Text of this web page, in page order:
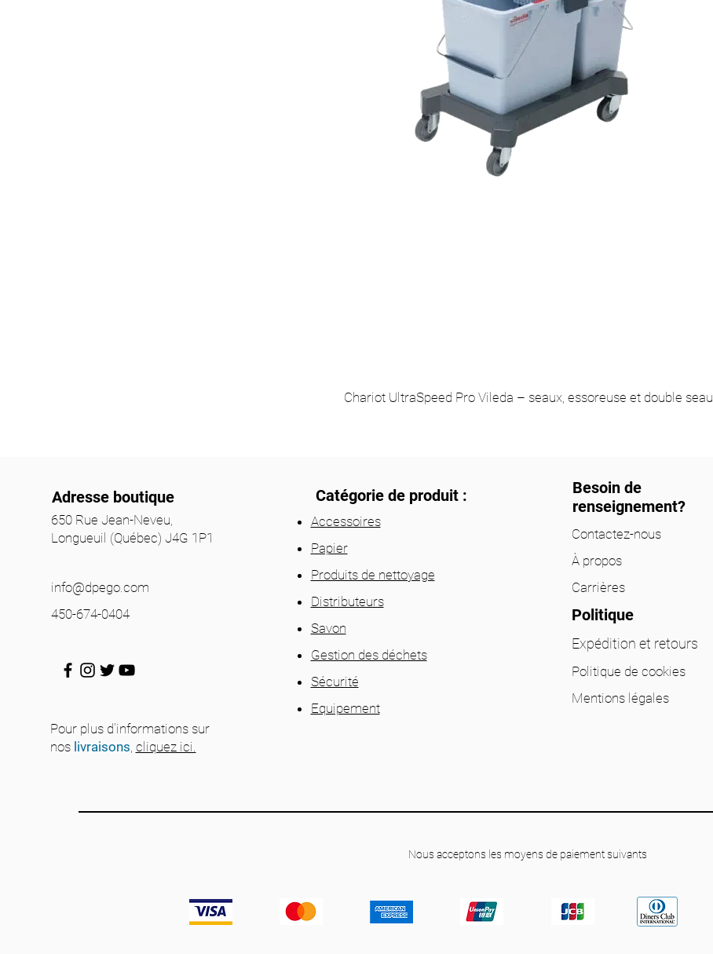
Chariot UltraSpeed Pro Vileda – seaux, essoreuse et double seau
Adresse boutique
650 Rue Jean-Neveu,
Longueuil (Québec) J4G 1P1
info@dpego.com
450-674-0404
Pour plus d'informations sur
nos livraisons, cliquez ici.
Catégorie de produit :
Accessoires
Papier
Produits de nettoyage
Distributeurs
Savon
Gestion des déchets
Sécurité
Equipement
Besoin de
renseignement?
Contactez-nous
À propos
Carrières
Politique
Expédition et retours
Politique de cookies
Mentions légales
Nous acceptons les moyens de paiement suivants